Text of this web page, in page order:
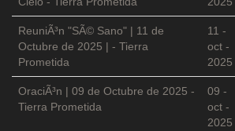
ReuniÃ³n "SÃ© Sano" | 11 de
Octubre de 2025 | - Tierra
Prometida
11 -
oct -
2025
OraciÃ³n | 09 de Octubre de 2025 -
Tierra Prometida
09 -
oct -
2025